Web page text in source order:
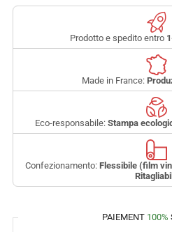
Prodotto e spedito entro
Made in France:
Eco-responsabile: Stampa
Confezionamento: Flessibile (film
PAIEMENT 100%